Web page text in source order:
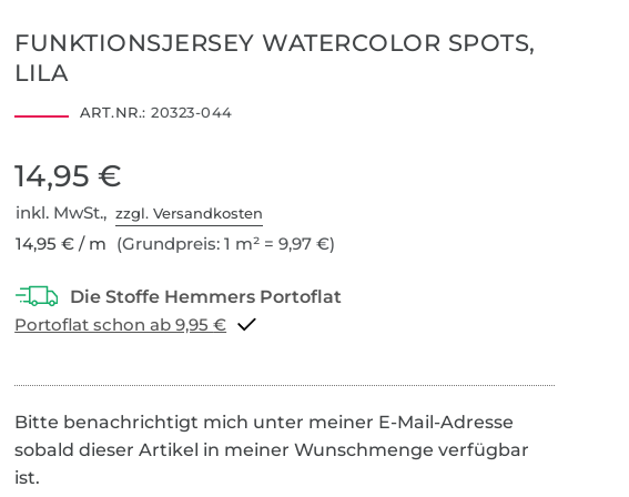
FUNKTIONSJERSEY WATERCOLOR SPOTS,
LILA
ART.NR.: 20323-044
14,95 €
inkl. MwSt.,zzgl. Versandkosten
14,95 € / m (Grundpreis: 1 m² = 9,97 €)
Portoflat schon ab 9,95 €
Bitte benachrichtigt mich unter meiner E-Mail-Adresse
sobald dieser Artikel in meiner Wunschmenge verfügbar
ist.